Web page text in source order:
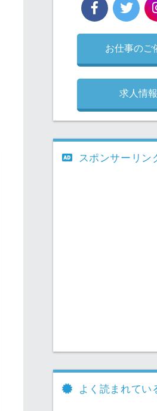
お仕事のご
求人情
スポンサーリン
よく読まれてい